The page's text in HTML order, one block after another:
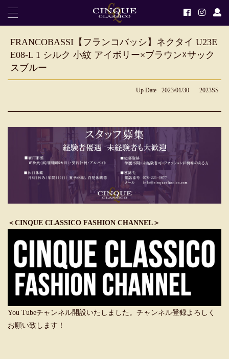
FRANCOBASSI【フランコバッシ】ネクタイ U23E
E08-L 1 シルク 小紋 アイボリー×ブラウン☓サック
スブルー
Up Date 2023/01/30 2023SS
＜CINQUE CLASSICO FASHION CHANNEL＞
You Tubeチャンネル開設いたしました。チャンネル登録よろしく
お願い致します！